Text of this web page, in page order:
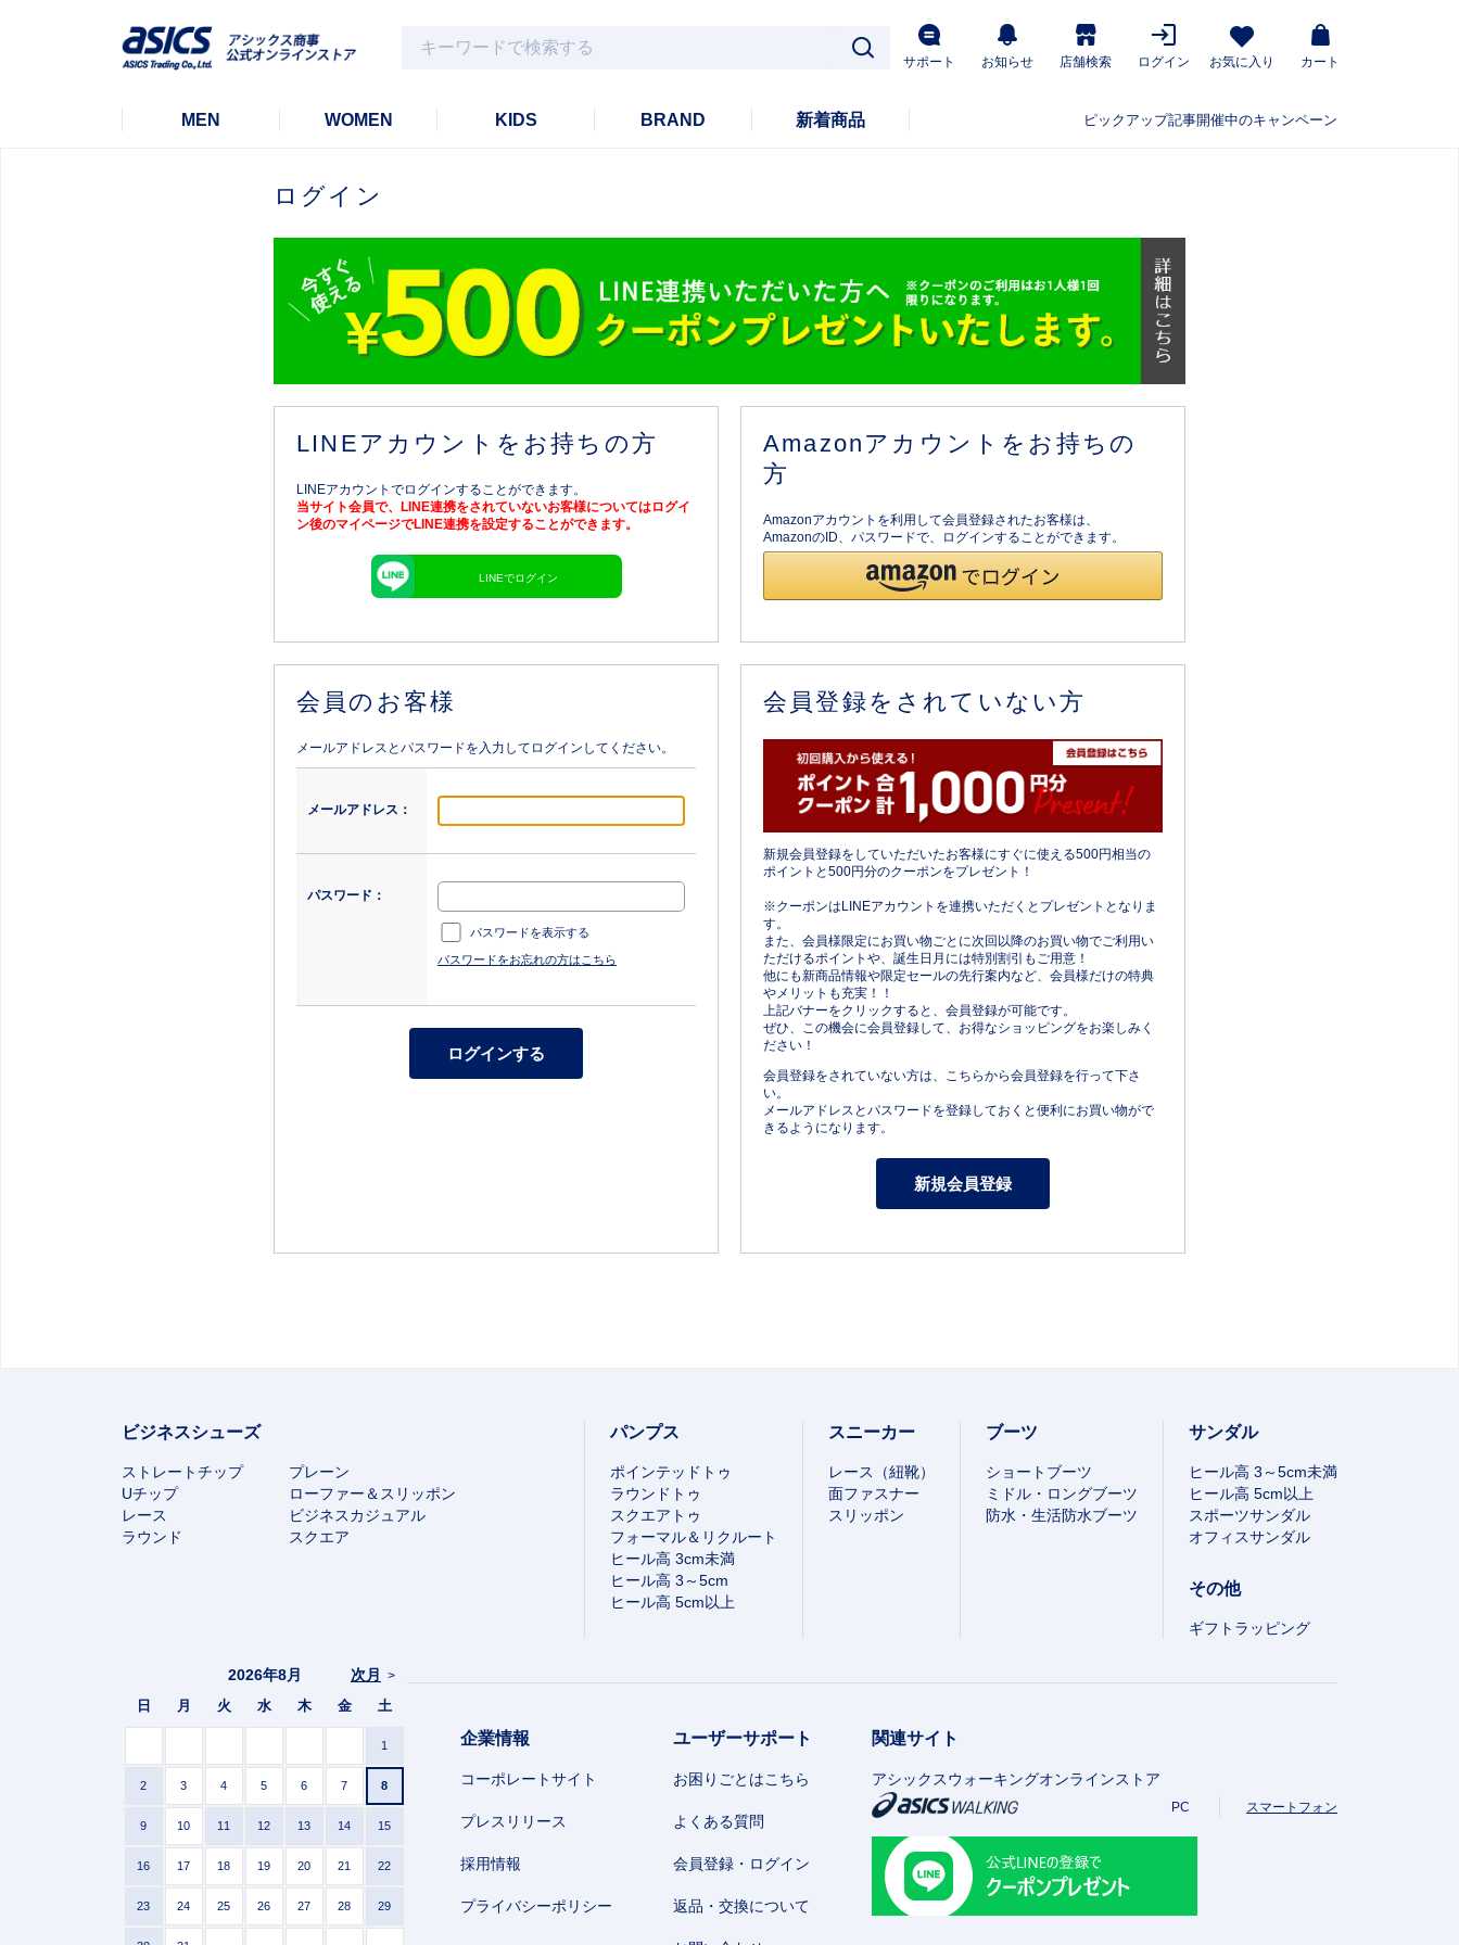
サポート お知らせ 店舗検索 ログイン お気に入り カート
MEN WOMEN KIDS BRAND 新着商品 ピックアップ記事開催中のキャンペーン
ログイン
LINEアカウントをお持ちの方
LINEアカウントでログインすることができます。
当サイト会員で、LINE連携をされていないお客様についてはログイ
ン後のマイページでLINE連携を設定することができます。
LINEでログイン
Amazonアカウントをお持ちの
方
Amazonアカウントを利用して会員登録されたお客様は、
AmazonのID、パスワードで、ログインすることができます。
会員のお客様
メールアドレスとパスワードを入力してログインしてください。
メールアドレス：
パスワード：
パスワードを表示する
パスワードをお忘れの方はこちら
会員登録をされていない方
新規会員登録をしていただいたお客様にすぐに使える500円相当の
ポイントと500円分のクーポンをプレゼント！
※クーポンはLINEアカウントを連携いただくとプレゼントとなりま
す。
また、会員様限定にお買い物ごとに次回以降のお買い物でご利用い
ただけるポイントや、誕生日月には特別割引もご用意！
他にも新商品情報や限定セールの先行案内など、会員様だけの特典
やメリットも充実！！
上記バナーをクリックすると、会員登録が可能です。
ぜひ、この機会に会員登録して、お得なショッピングをお楽しみく
ださい！
会員登録をされていない方は、こちらから会員登録を行って下さ
い。
メールアドレスとパスワードを登録しておくと便利にお買い物がで
きるようになります。
ビジネスシューズ
ストレートチップ
プレーン
Uチップ
ローファー＆スリッポン
レース
ビジネスカジュアル
ラウンド
スクエア
パンプス
ポインテッドトゥ
ラウンドトゥ
スクエアトゥ
フォーマル＆リクルート
ヒール高 3cm未満
ヒール高 3～5cm
ヒール高 5cm以上
スニーカー
レース（紐靴）
面ファスナー
スリッポン
ブーツ
ショートブーツ
ミドル・ロングブーツ
防水・生活防水ブーツ
サンダル
ヒール高 3～5cm未満
ヒール高 5cm以上
スポーツサンダル
オフィスサンダル
その他
ギフトラッピング
次月 >
2026年8月
日 月 火 水 木 金 土
1
2 3 4 5 6 7 8
9 10 11 12 13 14 15
16 17 18 19 20 21 22
23 24 25 26 27 28 29
企業情報
コーポレートサイト
プレスリリース
採用情報
プライバシーポリシー
ユーザーサポート
お困りごとはこちら
よくある質問
会員登録・ログイン
返品・交換について
関連サイト
アシックスウォーキングオンラインストア
PC スマートフォン